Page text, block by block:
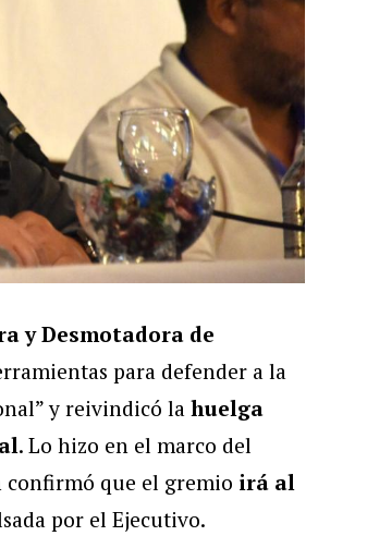
y Desmotadora de
para defender a la
y reivindicó la huelga
. Lo hizo en el marco del
confirmó que el gremio irá al
por el Ejecutivo.